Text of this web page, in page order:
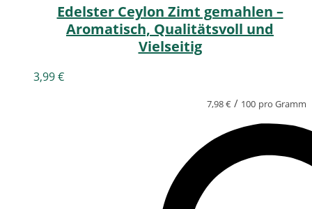
Edelster Ceylon Zimt gemahlen –
Aromatisch, Qualitätsvoll und
Vielseitig
3,99€
7,98€ / 100 pro Gramm